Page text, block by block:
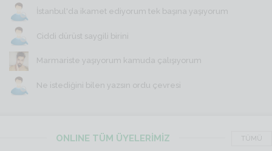
İstanbul'da ikamet ediyorum tek başına yaşıyorum
Ciddi dürüst saygili birini
Marmariste yaşıyorum kamuda çalışıyorum
Ne istediğini bilen yazsın ordu çevresi
ONLINE TÜM ÜYELERİMİZ TÜMÜ